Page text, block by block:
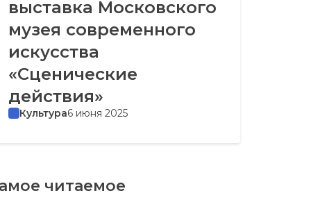
выставка Московского
музея современного
искусства
«Сценические
действия»
Культура6 июня 2025
читаемое